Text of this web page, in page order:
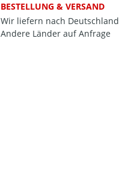
BESTELLUNG & VERSAND
Wir liefern nach Deutschland
Andere Länder auf Anfrage